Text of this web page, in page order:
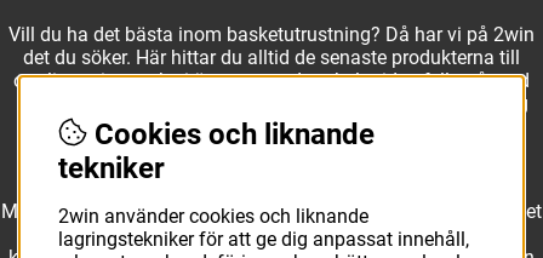
Vill du ha det bästa inom basketutrustning? Då har vi på 2win
det du söker. Här hittar du alltid de senaste produkterna till
otroliga priser, och vi är noga med att hela tiden fylla på med
nyheter i webbshopen. Det gör oss till ett naturligt val för dig
som vill ha utrustning som överträffar alla andra märken.
Med ett av Sveriges största kläd- och skosortiment inom basket
kan vi erbjuda allt som du eller din klubb behöver. Välj ut
Cookies och liknande
tekniker
2win använder cookies och liknande
lagringstekniker för att ge dig anpassat innehåll,